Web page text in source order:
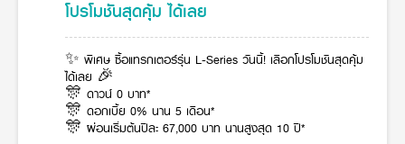
Community and Social Development
Education and Youth
Environment, Safety and Occupational Health
KUBOTA and Farmer
Large Scale Farm
KUBOTA (Agri) Solutions
KUBOTA FARM
KUBOTA FAMILY
language
ไทย
โปรโมชันสุดคุ้ม ได้เลย
✨ พิเศษ ซื้อแทรกเตอร์รุ่น L-Series วันนี้! เลือกโปรโมชันสุดคุ้ม
ได้เลย 🎉
🎊 ดาวน์ 0 บาท*
🎊 ดอกเบี้ย 0% นาน 5 เดือน*
🎊 ผ่อนเริ่มต้นปีละ 67,000 บาท นานสูงสุด 10 ปี*